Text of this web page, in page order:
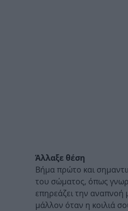
Άλλαξε θέση
Βήμα πρώτο και
του σώματος, όπως
επηρεάζει την αναπνοή
μάλλον όταν η κοιλιά